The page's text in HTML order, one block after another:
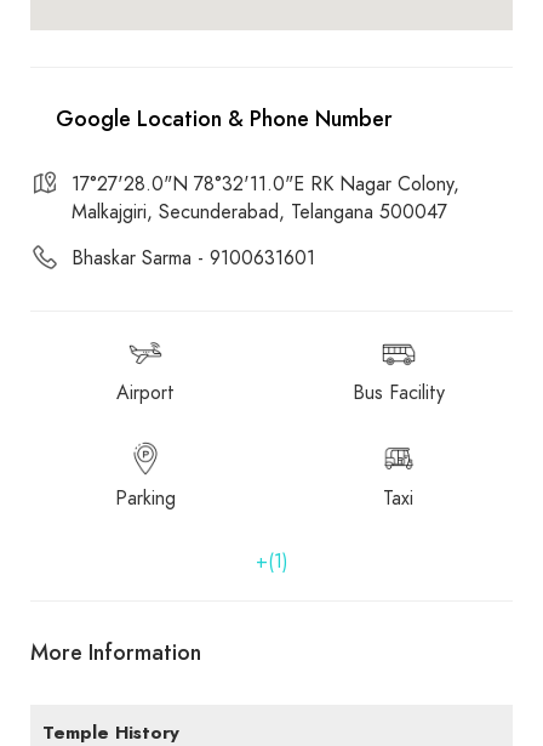
17°27'28.0"N 78°32'11.0"E RK Nagar Colony,
Malkajgiri, Secunderabad, Telangana 500047
Bhaskar Sarma - 9100631601
Airport Bus Facility
Parking Taxi
+(1)
More Information
Temple History